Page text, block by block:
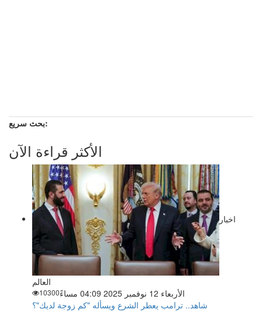
بحث سريع:
الأكثر قراءة الآن
اخبار
العالم
الأربعاء 12 نوفمبر 2025 04:09 مساءً
10300
شاهد.. ترامب يعطر الشرع ويسأله "كم زوجة لديك"؟